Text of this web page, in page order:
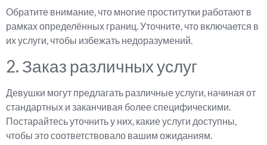
Обратите внимание, что многие проститутки работают в
рамках определённых границ. Уточните, что включается в
их услуги, чтобы избежать недоразумений.
2. Заказ различных услуг
Девушки могут предлагать различные услуги, начиная от
стандартных и заканчивая более специфическими.
Постарайтесь уточнить у них, какие услуги доступны,
чтобы это соответствовало вашим ожиданиям.